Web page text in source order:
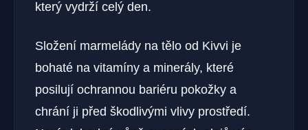
který vydrží celý den.
Složení marmelády na tělo od Kivvi je
bohaté na vitamíny a minerály, které
posilují ochrannou bariéru pokožky a
chrání ji před škodlivými vlivy prostředí.